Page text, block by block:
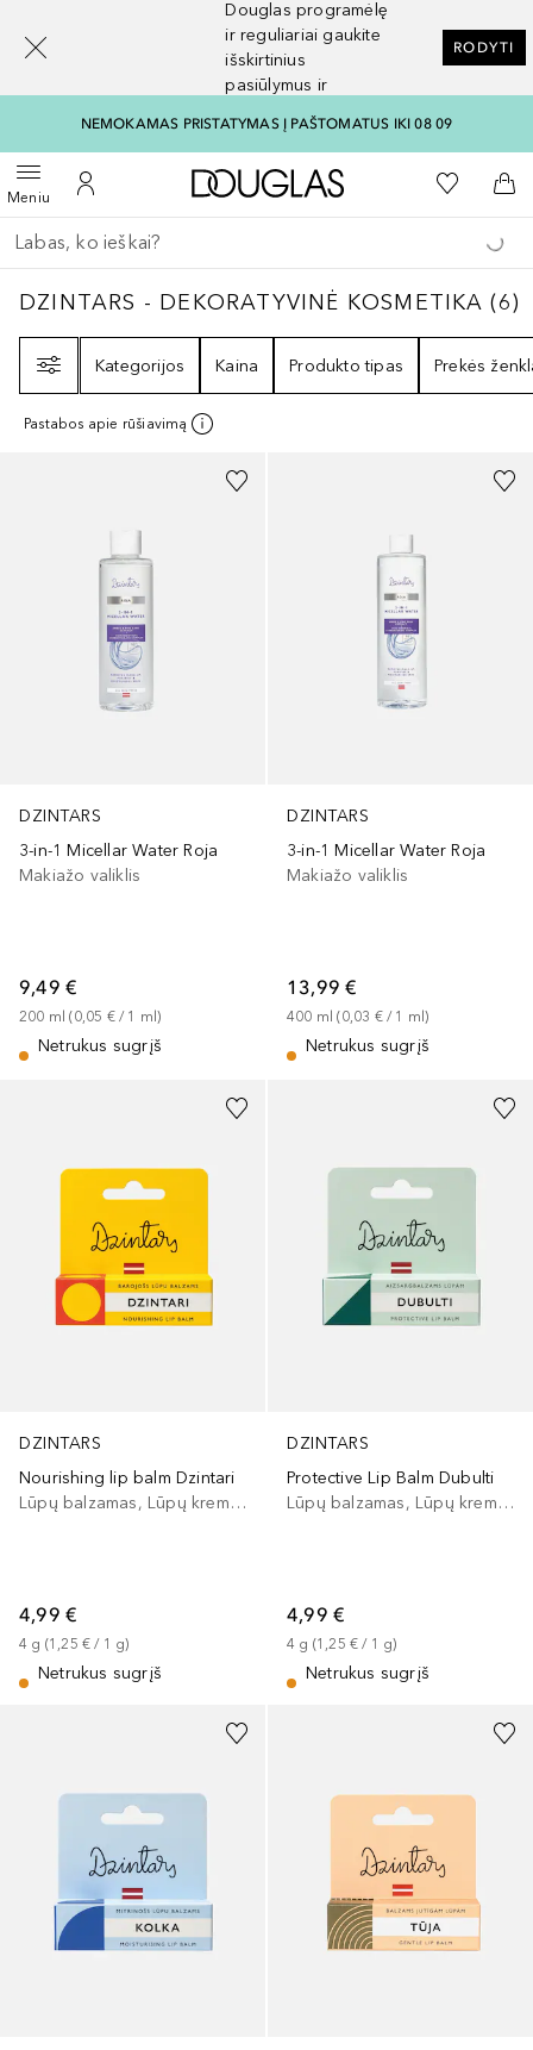
Douglas programėlę
ir reguliariai gaukite
išskirtinius
pasiūlymus ir
RODYTI
NEMOKAMAS PRISTATYMAS Į PAŠTOMATUS IKI 08 09
MeniuAtidaryti meniuĮ mano paskyrą
Į Douglas pagrindinį
Į mano
Į
Grįžk atgal
Vykdykite paiešką
DZINTARS - DEKORATYVINĖ KOSMETIKA6
DZINTARS - DEKORATYVINĖ KOSMETIKA (6)
Kategorijos
Kaina Produkto tipas Prekės
Pastabos apie rūšiavimą
DZINTARS
3-in-1 Micellar Water Roja
Makiažo valiklis
9,49 €
200 ml (0,05 € / 1 ml)
Netrukus sugrįš
DZINTARS
3-in-1 Micellar Water Roja
Makiažo valiklis
13,99 €
400 ml (0,03 € / 1 ml)
Netrukus sugrįš
DZINTARS
Nourishing lip balm Dzintari
Lūpų balzamas, Lūpų kremas
4,99 €
4 g (1,25 € / 1 g)
Netrukus sugrįš
DZINTARS
Protective Lip Balm Dubulti
Lūpų balzamas, Lūpų kremas
4,99 €
4 g (1,25 € / 1 g)
Netrukus sugrįš
[navigation.slideout.screenreader]